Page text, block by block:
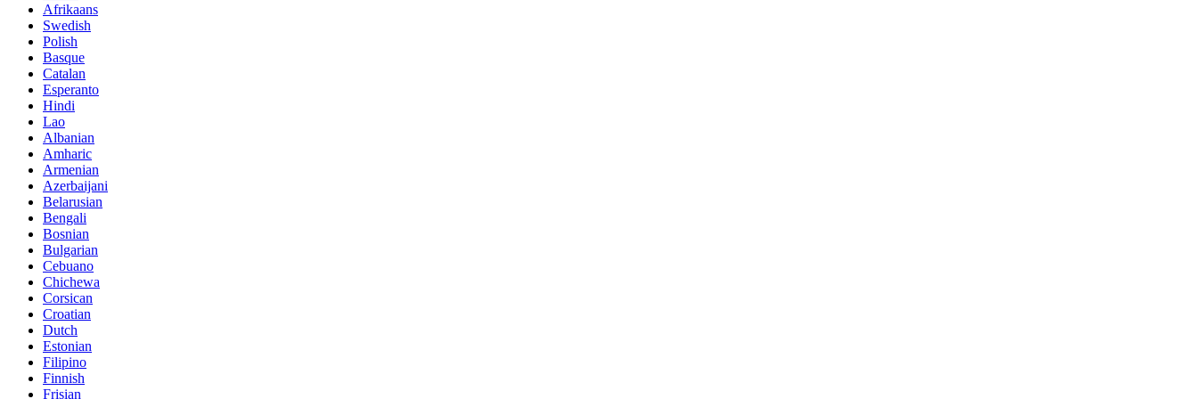
Afrikaans
Swedish
Polish
Basque
Catalan
Esperanto
Hindi
Lao
Albanian
Amharic
Armenian
Azerbaijani
Belarusian
Bengali
Bosnian
Bulgarian
Cebuano
Chichewa
Corsican
Croatian
Dutch
Estonian
Filipino
Finnish
Frisian